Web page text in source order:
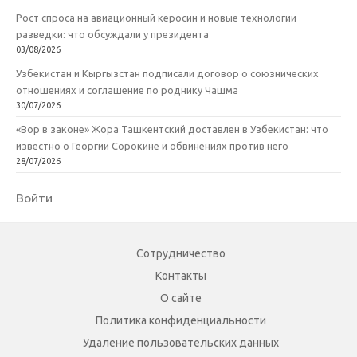
Рост спроса на авиационный керосин и новые технологии
разведки: что обсуждали у президента
03/08/2026
Узбекистан и Кыргызстан подписали договор о союзнических
отношениях и соглашение по роднику Чашма
30/07/2026
«Вор в законе» Жора Ташкентский доставлен в Узбекистан: что
известно о Георгии Сорокине и обвинениях против него
28/07/2026
Войти
Сотрудничество
Контакты
О сайте
Политика конфиденциальности
Удаление пользовательских данных